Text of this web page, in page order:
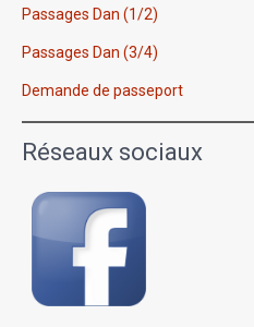
Passages Dan (1/2)
Passages Dan (3/4)
Demande de passeport
Réseaux sociaux